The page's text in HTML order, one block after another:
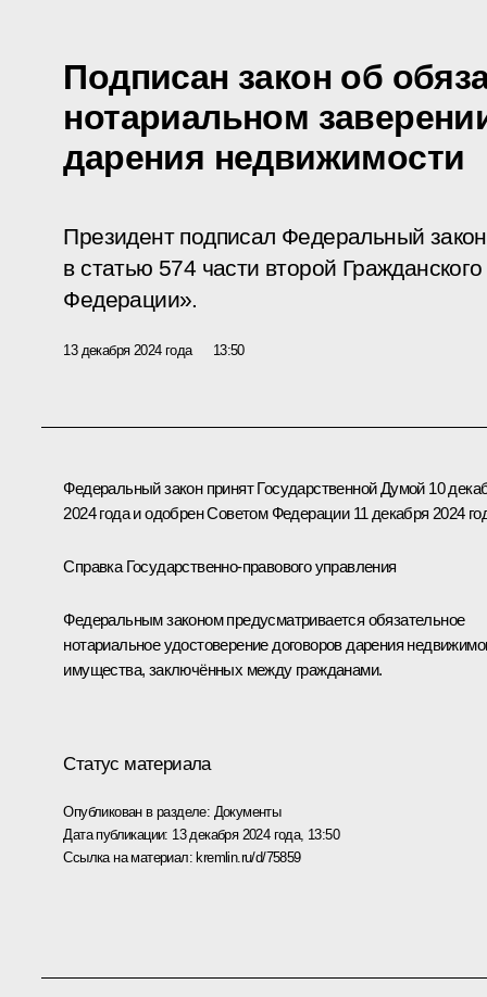
Подписан закон об
нотариальном
дарения недвижимости
Президент подписал Федеральный
в статью 574 части второй
Федерации».
13 декабря 2024 года 13:50
Федеральный закон принят Государственной Думой 10
2024 года и одобрен Советом Федерации 11 декабря 2024
Справка Государственно-правового управления
Федеральным законом предусматривается обязательное
нотариальное удостоверение договоров дарения
имущества, заключённых между гражданами.
Статус материала
Опубликован в разделе: Документы
Дата публикации: 13 декабря 2024 года, 13:50
Ссылка на материал: kremlin.ru/d/75859